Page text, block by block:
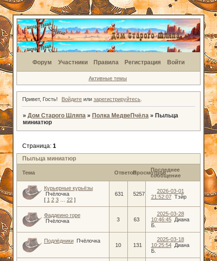
Форум Участники Правила Регистрация Войти
Активные темы
Привет, Гость! Войдите илизарегистрируйтесь
» Дом Старого Шляпа » Полка МедвеПчёла » Пыльца
миниатюр
Пыльца миниатюр
Страница: 1
Тема ОтветовПросмотровПоследнее
сообщение
Курьерные курьёзы
Пчёлочка
[ 1 2 3 22 ]
631 5257
2026-03-01
21:52:07 Тэйр
Фаддеино горе
Пчёлочка
3 63
2025-03-28
10:46:45
Диана
Б.
Подлёдники Пчёлочка
10 131
2025-03-18
10:25:54
Диана
Б.